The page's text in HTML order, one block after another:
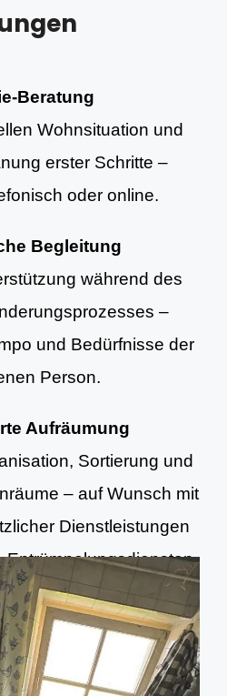
Beratung
Wohnsituation und
erster Schritte –
oder online.
Begleitung
während des
–
und Bedürfnisse der
Person.
Aufräumung
Sortierung und
– auf Wunsch mit
Dienstleistungen
Entrümpelungsdiensten